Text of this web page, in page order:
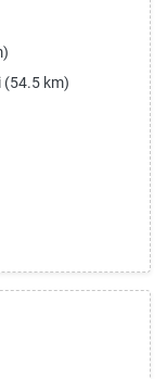
(54.5 km)